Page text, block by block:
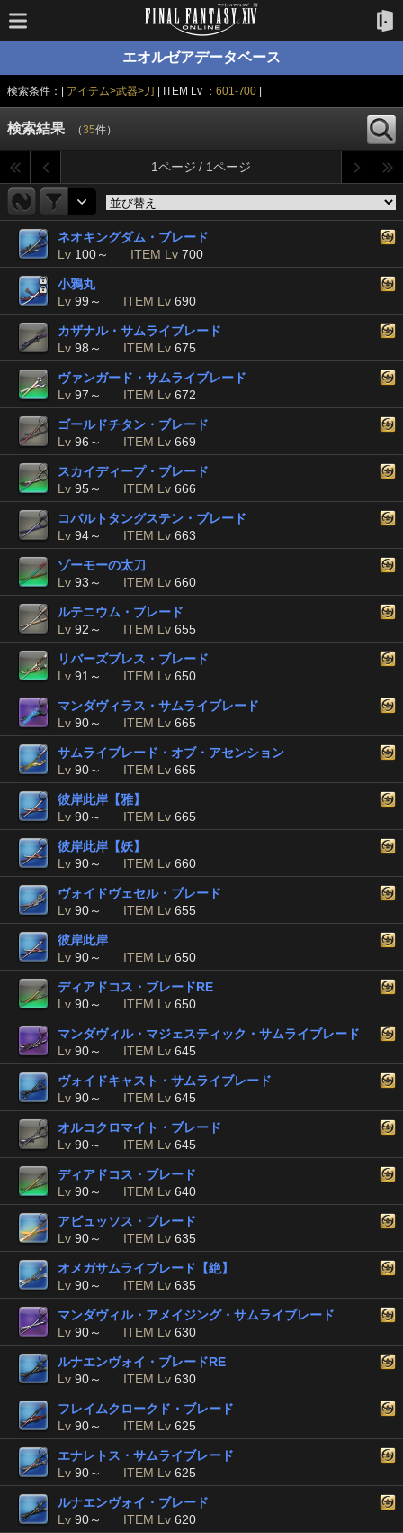
エオルゼアデータベース
検索条件：| アイテム>武器>刀 | ITEM Lv ： 601-700
検索結果 （35件）
1ページ / 1ページ
ネオキングダム・ブレード
Lv 100～ ITEM Lv 700
小鴉丸
Lv 99～ ITEM Lv 690
カザナル・サムライブレード
Lv 98～ ITEM Lv 675
ヴァンガード・サムライブレード
Lv 97～ ITEM Lv 672
ゴールドチタン・ブレード
Lv 96～ ITEM Lv 669
スカイディープ・ブレード
Lv 95～ ITEM Lv 666
コバルトタングステン・ブレード
Lv 94～ ITEM Lv 663
ゾーモーの太刀
Lv 93～ ITEM Lv 660
ルテニウム・ブレード
Lv 92～ ITEM Lv 655
リバーズブレス・ブレード
Lv 91～ ITEM Lv 650
マンダヴィラス・サムライブレード
Lv 90～ ITEM Lv 665
サムライブレード・オブ・アセンション
Lv 90～ ITEM Lv 665
彼岸此岸【雅】
Lv 90～ ITEM Lv 665
彼岸此岸【妖】
Lv 90～ ITEM Lv 660
ヴォイドヴェセル・ブレード
Lv 90～ ITEM Lv 655
彼岸此岸
Lv 90～ ITEM Lv 650
ディアドコス・ブレードRE
Lv 90～ ITEM Lv 650
マンダヴィル・マジェスティック・サムライブレード
Lv 90～ ITEM Lv 645
ヴォイドキャスト・サムライブレード
Lv 90～ ITEM Lv 645
オルコクロマイト・ブレード
Lv 90～ ITEM Lv 645
ディアドコス・ブレード
Lv 90～ ITEM Lv 640
アビュッソス・ブレード
Lv 90～ ITEM Lv 635
オメガサムライブレード【絶】
Lv 90～ ITEM Lv 635
マンダヴィル・アメイジング・サムライブレード
Lv 90～ ITEM Lv 630
ルナエンヴォイ・ブレードRE
Lv 90～ ITEM Lv 630
フレイムクロークド・ブレード
Lv 90～ ITEM Lv 625
エナレトス・サムライブレード
Lv 90～ ITEM Lv 625
ルナエンヴォイ・ブレード
Lv 90～ ITEM Lv 620